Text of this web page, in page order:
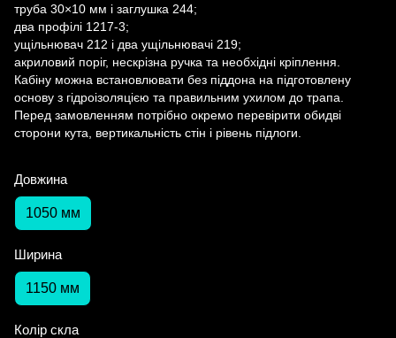
труба 30×10 мм і заглушка 244;
два профілі 1217-3;
ущільнювач 212 і два ущільнювачі 219;
акриловий поріг, нескрізна ручка та необхідні кріплення.
Кабіну можна встановлювати без піддона на підготовлену
основу з гідроізоляцією та правильним ухилом до трапа.
Перед замовленням потрібно окремо перевірити обидві
сторони кута, вертикальність стін і рівень підлоги.
Довжина
1050 мм
Ширина
1150 мм
Колір скла